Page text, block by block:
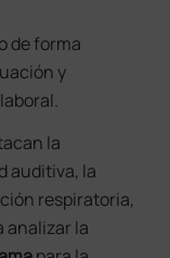
de forma
y
la
auditiva, la
respiratoria,
analizar la